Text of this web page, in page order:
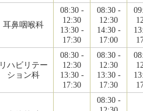
耳鼻咽喉科
08:30 -
12:30
13:30 -
17:30
08:30 -
12:30
14:30 -
17:00
リハビリテー
ション科
08:30 -
12:30
13:30 -
17:30
08:30 -
12:30
13:30 -
17:30
08:30 -